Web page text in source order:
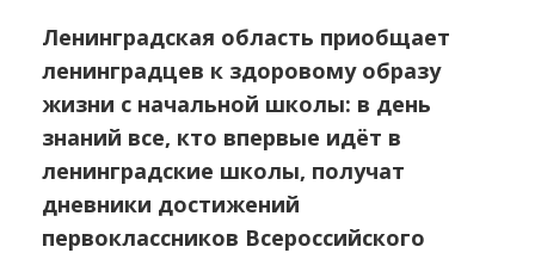
Ленинградская область приобщает
ленинградцев к здоровому образу
жизни с начальной школы: в день
знаний все, кто впервые идёт в
ленинградские школы, получат
дневники достижений
первоклассников Всероссийского